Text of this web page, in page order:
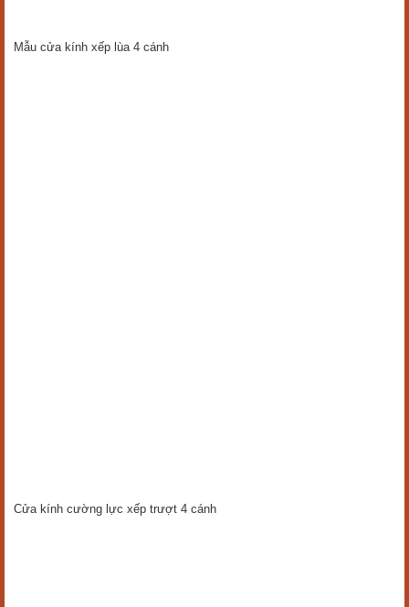
Mẫu cửa kính xếp lùa 4 cánh
Cửa kính cường lực xếp trượt 4 cánh